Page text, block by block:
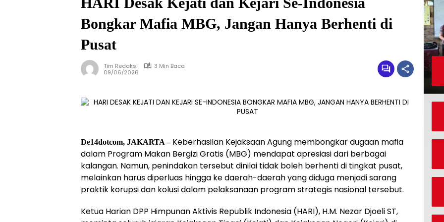
Bongkar Mafia MBG, Jangan Hanya Berhenti di
Pusat
Tim Redaksi
3 Min Baca
09/06/2026
De14dotcom, JAKARTA –Keberhasilan Kejaksaan Agung membongkar dugaan mafia
dalam Program Makan Bergizi Gratis (MBG) mendapat apresiasi dari berbagai
kalangan. Namun, penindakan tersebut dinilai tidak boleh berhenti di tingkat pusat,
melainkan harus diperluas hingga ke daerah-daerah yang diduga menjadi sarang
praktik korupsi dan kolusi dalam pelaksanaan program strategis nasional tersebut.
Ketua Harian DPP Himpunan Aktivis Republik Indonesia (HARI), H.M. Nezar Djoeli ST,